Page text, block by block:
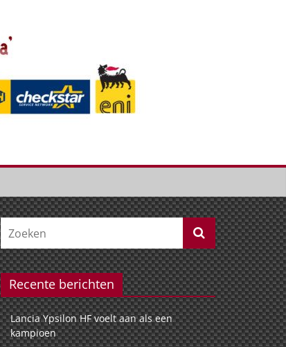
Recente berichten
Lancia Ypsilon HF voelt aan als een
kampioen